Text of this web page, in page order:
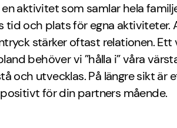
aktivitet som samlar hela
tid och plats för egna aktiviteter.
stärker oftast relationen.
behöver vi ”hålla i” våra
och utvecklas. På längre sikt är
för din partners mående.